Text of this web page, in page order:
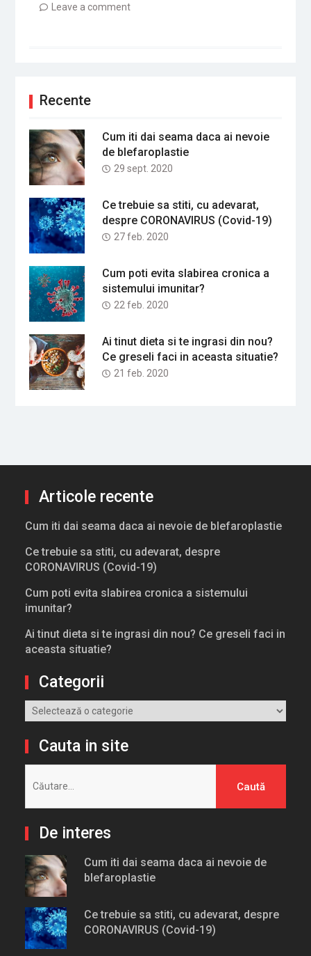
Leave a comment
Recente
Cum iti dai seama daca ai nevoie
de blefaroplastie
29 sept. 2020
Ce trebuie sa stiti, cu adevarat,
despre CORONAVIRUS (Covid-19)
27 feb. 2020
Cum poti evita slabirea cronica a
sistemului imunitar?
22 feb. 2020
Ai tinut dieta si te ingrasi din nou?
Ce greseli faci in aceasta situatie?
21 feb. 2020
Articole recente
Cum iti dai seama daca ai nevoie de blefaroplastie
Ce trebuie sa stiti, cu adevarat, despre
CORONAVIRUS (Covid-19)
Cum poti evita slabirea cronica a sistemului
imunitar?
Ai tinut dieta si te ingrasi din nou? Ce greseli faci in
aceasta situatie?
Categorii
Categorii
Cauta in site
după:
De interes
Cum iti dai seama daca ai nevoie de
blefaroplastie
Ce trebuie sa stiti, cu adevarat, despre
CORONAVIRUS (Covid-19)